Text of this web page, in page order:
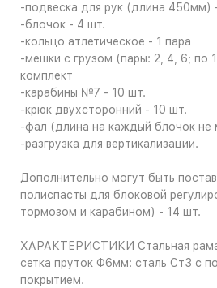
-подвеска для рук (длина 450мм)
-блочок - 4 шт.
-кольцо атлетическое - 1 пара
-мешки с грузом (пары: 2, 4, 6; по
комплект
-карабины №7 - 10 шт.
-крюк двухсторонний - 10 шт.
-фал (длина на каждый блочок не
-разгрузка для вертикализации.
Дополнительно могут быть
полиспасты для блоковой
тормозом и карабином) - 14 шт.
ХАРАКТЕРИСТИКИ Стальная
сетка пруток Ф6мм: сталь Ст3 с
покрытием.